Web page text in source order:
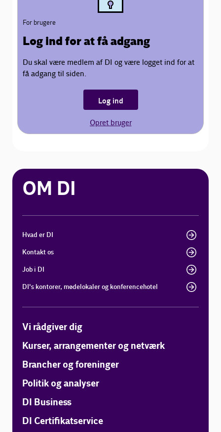
For brugere
Log ind for at få adgang
Du skal være medlem af DI og være logget ind for at
få adgang til siden.
Log ind
Opret bruger
OM DI
Hvad er DI
Kontakt os
Job i DI
DI's kontorer, mødelokaler og konferencehotel
Vi rådgiver dig
Kurser, arrangementer og netværk
Brancher og foreninger
Politik og analyser
DI Business
DI Certifikatservice